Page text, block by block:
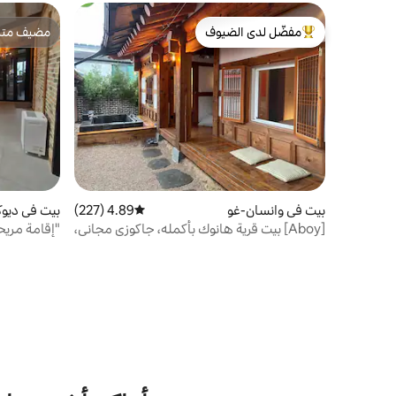
من أبرز البيوت المفضّلة لدى الضيوف
مفضّل لدى الضيوف
بيت في وانسان-غو متوسط التقييم 4.89 من 5، 227 مراجعات
4.89 (227)
[Aboy] بيت قرية هانوك بأكمله، جاكوزي مجاني،
مضيف
مضيف
بيت في